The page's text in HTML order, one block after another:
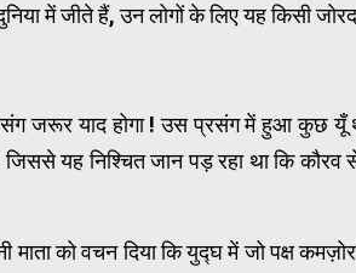
में जीते हैं, उन लोगों के लिए यह किसी
प्रसंग जरूर याद होगा ! उस प्रसंग में हुआ कुछ
यह निश्चित जान पड़ रहा था कि
को वचन दिया कि युद्घ में जो पक्ष